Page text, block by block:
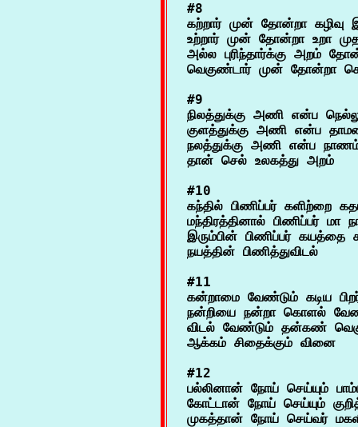
#8
கற்றார் முன் தோன்றா கழிவு
உற்றார் முன் தோன்றா உறா
அல்ல புரிந்தார்க்கு அறம்
#9
நிலத்துக்கு அணி என்ப
குளத்துக்கு அணி என்ப
நலத்துக்கு அணி என்ப
#10
கந்தில் பிணிப்பர் களிற்றை
மந்திரத்தினால் பிணிப்பர் மா
இரும்பின் பிணிப்பர் கயத்தை
#11
கன்றாமை வேண்டும் கடிய
நன்றியை நன்றா கொளல்
விடல் வேண்டும் தன்கண்
#12
பல்லினான் நோய் செய்யும்
கோட்டான் நோய் செய்யும்
முகத்தான் நோய் செய்வர்